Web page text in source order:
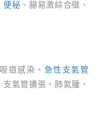
便秘 、腸易激綜合徵、
道感染、 急性支氣管
氣管擴張、肺氣腫、